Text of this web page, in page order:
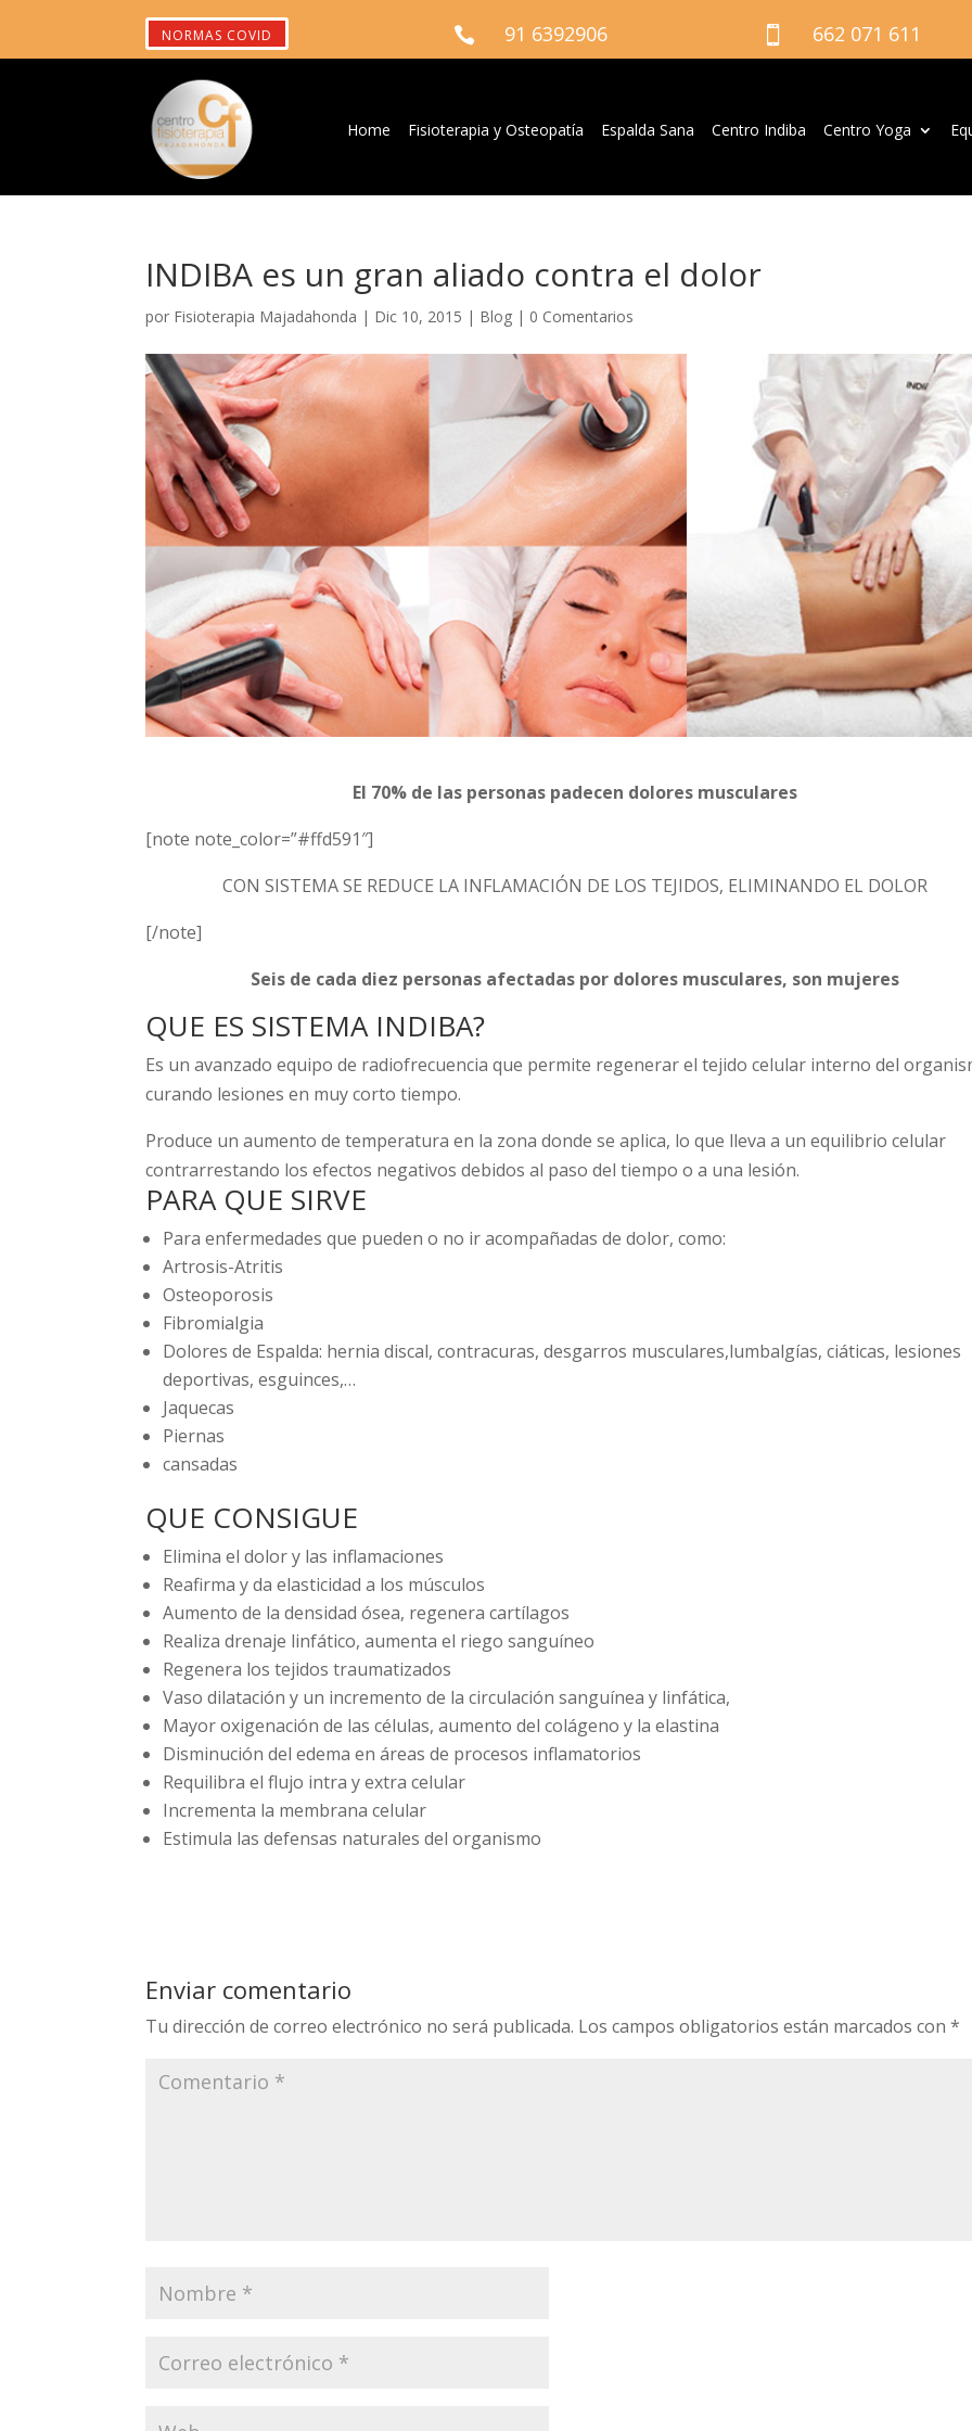
NORMAS COVID  91 6392906  662 071 611
Home Fisioterapia y Osteopatía Espalda Sana Centro Indiba Centro Yoga
INDIBA es un gran aliado contra el dolor
por Fisioterapia Majadahonda | Dic 10, 2015 | Blog | 0 Comentarios
El 70% de las personas padecen dolores musculares
[note note_color=”#ffd591″]
CON SISTEMA SE REDUCE LA INFLAMACIÓN DE LOS TEJIDOS, ELIMINANDO EL DOLOR
[/note]
Seis de cada diez personas afectadas por dolores musculares, son mujeres
QUE ES SISTEMA INDIBA?
Es un avanzado equipo de radiofrecuencia que permite regenerar el tejido celular interno del
curando lesiones en muy corto tiempo.
Produce un aumento de temperatura en la zona donde se aplica, lo que lleva a un equilibrio celular
contrarrestando los efectos negativos debidos al paso del tiempo o a una lesión.
PARA QUE SIRVE
Para enfermedades que pueden o no ir acompañadas de dolor, como:
Artrosis-Atritis
Osteoporosis
Fibromialgia
Dolores de Espalda: hernia discal, contracuras, desgarros musculares,lumbalgías, ciáticas, lesiones
deportivas, esguinces,…
Jaquecas
Piernas
cansadas
QUE CONSIGUE
Elimina el dolor y las inflamaciones
Reafirma y da elasticidad a los músculos
Aumento de la densidad ósea, regenera cartílagos
Realiza drenaje linfático, aumenta el riego sanguíneo
Regenera los tejidos traumatizados
Vaso dilatación y un incremento de la circulación sanguínea y linfática,
Mayor oxigenación de las células, aumento del colágeno y la elastina
Disminución del edema en áreas de procesos inflamatorios
Requilibra el flujo intra y extra celular
Incrementa la membrana celular
Estimula las defensas naturales del organismo
Enviar comentario
Tu dirección de correo electrónico no será publicada. Los campos obligatorios están marcados con*